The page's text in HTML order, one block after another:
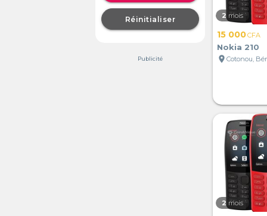
Réinitialiser
Publicité
2 mois
15 000CFA
Nokia 210
location_on Cotonou,
2 mois